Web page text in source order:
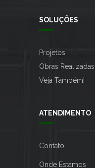
SOLUÇÕES
Projetos
Obras Realizadas
Veja Também!
ATENDIMENTO
Contato
Onde Estamos